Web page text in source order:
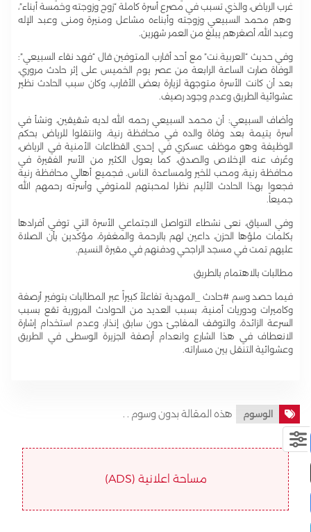
غرب الرياض، والذي تسبب في مصرع أسرة كاملة “زوج وزوجته وخمسة أبناء”،
وهم محمد السبيعي وزوجته وأبناءه مشاعل ومنيرة ومنى وعبد الإله
وعبد الله، أصغرهم يبلغ من العمر شهرين.
وفي حديث “العربية.نت” مع أحد أقارب المتوفين قال “فهد نقاء السبيعي”:
الوفاة صارت الساعة الرابعة من عصر يوم الخميس على إثر حادث مروري،
بعد أن كانت الأسرة متوجهة لزيارة بعض الأقارب، وكان سبب الحادث نظير
عشوائية الطريق وعدم وجود رصيف.
وأضاف السبيعي: أن محمد السبيعي رحمه الله لديه شقيقين، ونشأ في
أسرة يتيمة بعد وفاة والده في محافظة رنية، وانتقلوا للرياض بحكم
الوظيفة وهو موظف عسكري في إحدى القطاعات الأمنية في الرياض،
وعُرف عنه الإخلاص والصدق، كما يعول الكثير من الأسر الفقيرة في
محافظة رنية، ومحب للخير ولمساعدة الناس. فجميع أهالي محافظة رنية
فجعوا بهذا الحادث الأليم نظرا لمحبتهم للمتوفي وأسرته رحمهم الله
جميعاً.
وفي السياق، نعى نشطاء التواصل الاجتماعي الأسرة التي توفي أفرادها
بكلمات ملؤها الحزن، داعين لهم بالرحمة والمغفرة، مؤكدين بأن الصلاة
عليهم تمت في مسجد الراجحي ودفنهم في مقبرة النسيم.
مطالبات بالاهتمام بالطريق
فيما حصد وسم #حادث _المهدية تفاعلاً كبيراً عبر المطالبات بتوفير أرصفة
وكاميرات ودوريات أمنية، بسبب العديد من الحوادث المرورية تقع بسبب
السرعة الزائدة، والتوقف المفاجئ دون سابق إنذار، وعدم استخدام إشارة
الانعطاف في هذا الشارع وانعدام أرصفة الجزيرة الوسطى في الطريق
وعشوائية التنقل بين مساراته.
الوسوم هذه المقالة بدون وسوم . .
مساحة اعلانية (ADS)